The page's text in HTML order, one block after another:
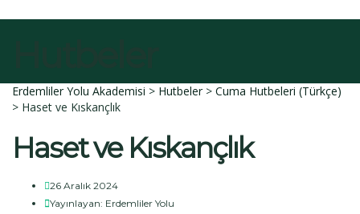
Erdemliler Yolu Akademisi > Hutbeler> Cuma Hutbeleri (Türkçe)
> Haset ve Kıskançlık
Haset ve Kıskançlık
26 Aralık 2024
Yayınlayan: Erdemliler Yolu